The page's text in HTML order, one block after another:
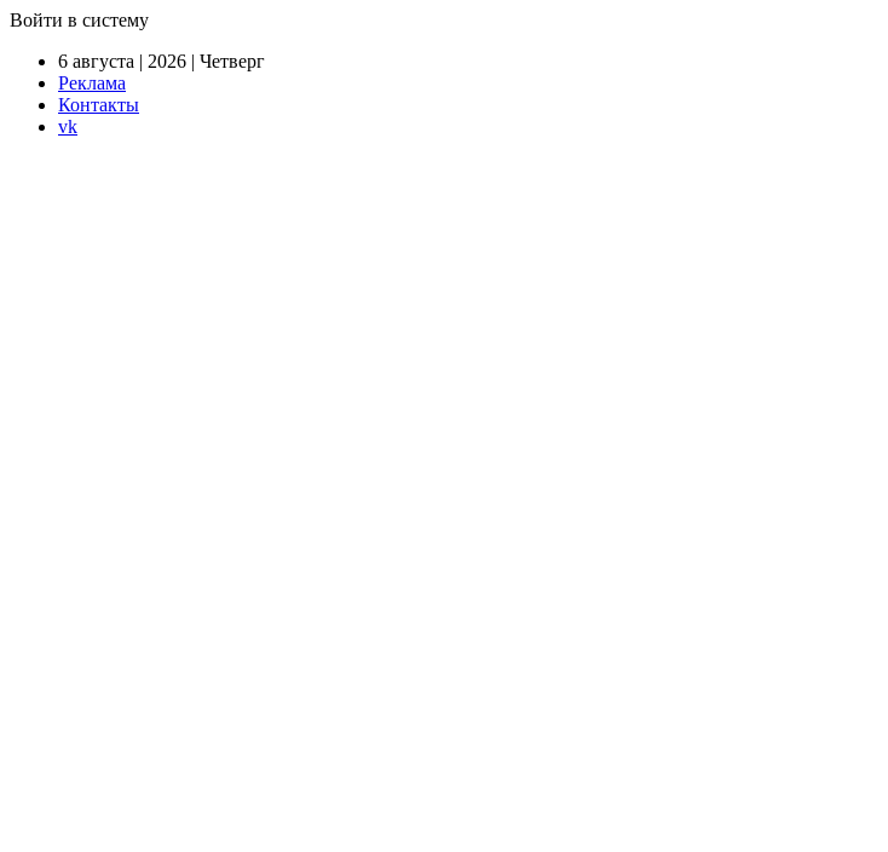
Войти в систему
6 августа | 2026 | Четверг
Реклама
Контакты
vk